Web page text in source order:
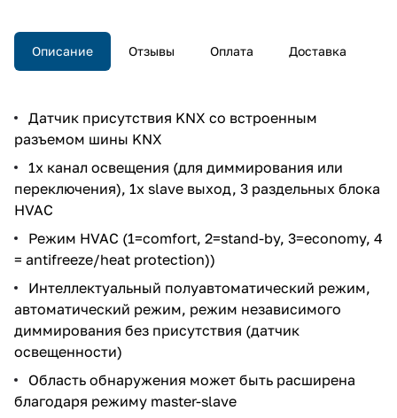
Описание Отзывы Оплата Доставка
Датчик присутствия KNX со встроенным
разъемом шины KNX
1х канал освещения (для диммирования или
переключения), 1x slave выход, 3 раздельных блока
HVAC
Режим HVAC (1=comfort, 2=stand-by, 3=economy, 4
= antifreeze/heat protection))
Интеллектуальный полуавтоматический режим,
автоматический режим, режим независимого
диммирования без присутствия (датчик
освещенности)
Область обнаружения может быть расширена
благодаря режиму master-slave